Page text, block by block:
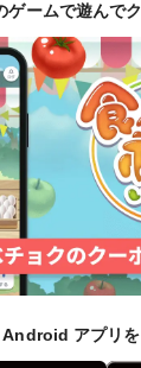
ゲームで遊んで
Android アプリ